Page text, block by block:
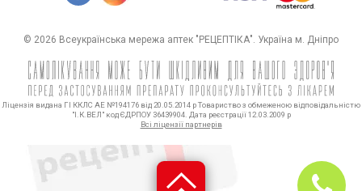
© 2026 Всеукраїнська мережа аптек "РЕЦЕПТІКА". Україна м. Дніпро
Ліцензія видана ГІ ККЛС АЕ №194176 від 20.05.2014 р Товариство з обмеженою відповідальністю
"І.К.ВЕЛ" код ЄДРПОУ 36439904. Дата реєстрації 12.03.2009 р
Всі ліцензії партнерів